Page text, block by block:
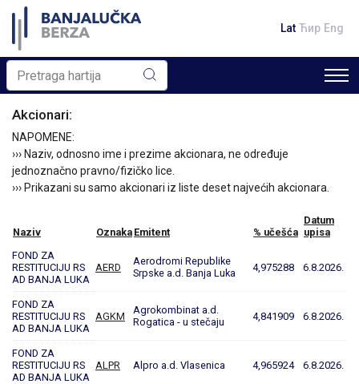
Lat Ћир Eng
Akcionari:
NAPOMENE:
››› Naziv, odnosno ime i prezime akcionara, ne određuje
jednoznačno pravno/fizičko lice.
››› Prikazani su samo akcionari iz liste deset najvećih akcionara.
Naziv Oznaka Emitent % učešća
Datum
upisa
FOND ZA
RESTITUCIJU RS
AD BANJA LUKA
AERD
Aerodromi Republike
Srpske a.d. Banja Luka
4,975288 6.8.2026.
FOND ZA
RESTITUCIJU RS
AD BANJA LUKA
AGKM
Agrokombinat a.d.
Rogatica - u stečaju
4,841909 6.8.2026.
FOND ZA
RESTITUCIJU RS
AD BANJA LUKA
ALPR Alpro a.d. Vlasenica 4,965924 6.8.2026.